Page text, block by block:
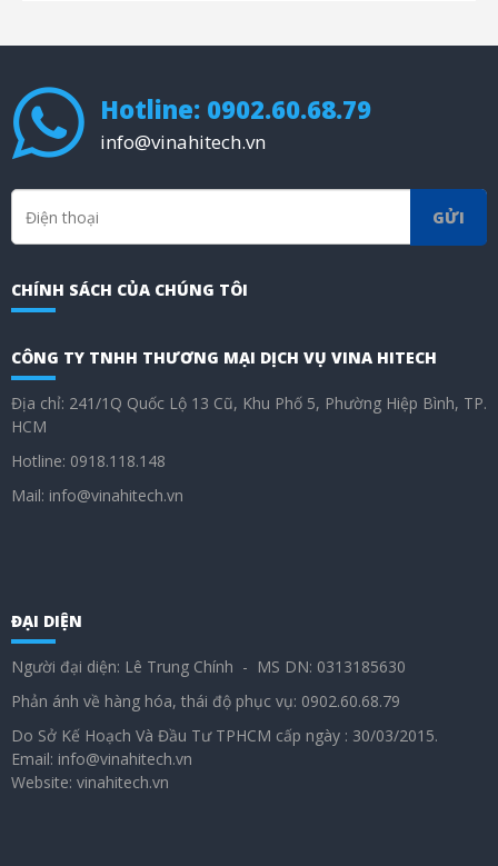
Hotline: 0902.60.68.79
info@vinahitech.vn
GỬI
CHÍNH SÁCH CỦA CHÚNG TÔI
CÔNG TY TNHH THƯƠNG MẠI DỊCH VỤ VINA HITECH
Địa chỉ: 241/1Q Quốc Lộ 13 Cũ, Khu Phố 5, Phường Hiệp Bình, TP.
HCM
Hotline: 0918.118.148
Mail: info@vinahitech.vn
ĐẠI DIỆN
Người đại diện: Lê Trung Chính - MS DN: 0313185630
Phản ánh về hàng hóa, thái độ phục vụ: 0902.60.68.79
Do Sở Kế Hoạch Và Đầu Tư TPHCM cấp ngày : 30/03/2015.
Email: info@vinahitech.vn
Website: vinahitech.vn